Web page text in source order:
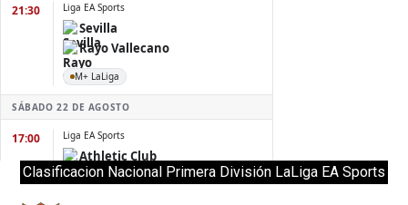
Clasificacion Nacional Primera División LaLiga EA Sports